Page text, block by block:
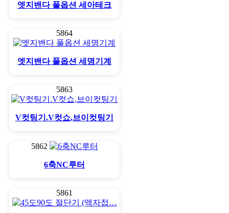
엣지밴다 풀옵션 세아테크
5864
엣지밴다 풀옵션 세명기계
5863
V컷팅기.V컷쇼,브이컷팅기
5862
6축NC루터
5861